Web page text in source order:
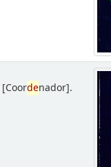
[Coordenador].